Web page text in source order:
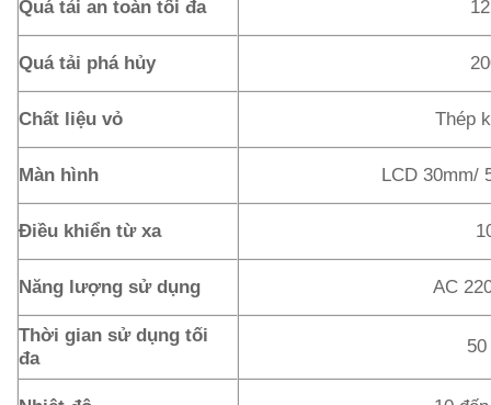
Quá tải an toàn tối đa
Quá tải phá hủy
Chất liệu vỏ Thép
Màn hình LCD 30mm/
Điều khiển từ xa
Năng lượng sử dụng AC
Thời gian sử dụng tối
đa